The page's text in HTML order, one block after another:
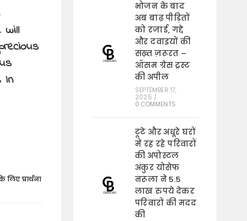
will
In
प्रार्थना
भोजन के बाद
अब बाढ़ पीड़ितों
को रजाई, गद्दे
और दवाइयों की
सख़्त ज़रूरत –
ऑसम ग्रेस ट्रस्ट
की अपील
SEPTEMBER 17,
2025 /
0 COMMENTS
टूटे और अधूरे घरों
में रह रहे परिवारों
की अपोस्टल
अंकुर योसेफ
नरूला ने 5.5
लाख रुपये देकर
परिवारों की मदद
की